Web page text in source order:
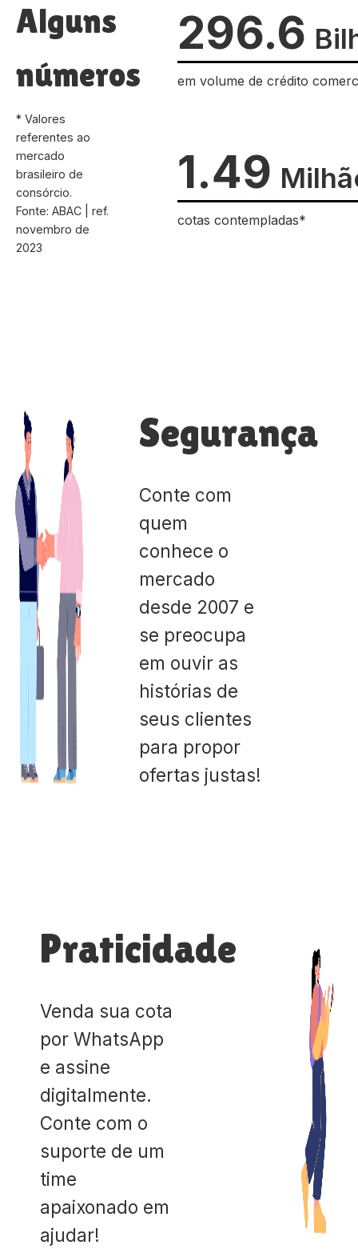
Alguns
números
* Valores
referentes ao
mercado
brasileiro de
consórcio.
Fonte: ABAC | ref.
novembro de
2023
296.6
em volume de crédito
1.49
cotas contempladas*
Segurança
Conte com
quem
conhece o
mercado
desde 2007 e
se preocupa
em ouvir as
histórias de
seus clientes
para propor
ofertas justas!
Praticidade
Venda sua cota
por WhatsApp
e assine
digitalmente.
Conte com o
suporte de um
time
apaixonado em
ajudar!